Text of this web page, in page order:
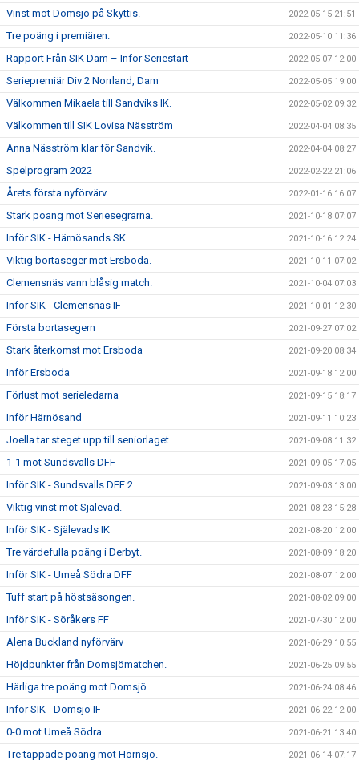
Vinst mot Domsjö på Skyttis. 2022-05-15 21:51
Tre poäng i premiären. 2022-05-10 11:36
Rapport Från SIK Dam – Inför Seriestart 2022-05-07 12:00
Seriepremiär Div 2 Norrland, Dam 2022-05-05 19:00
Välkommen Mikaela till Sandviks IK. 2022-05-02 09:32
Välkommen till SIK Lovisa Näsström 2022-04-04 08:35
Anna Näsström klar för Sandvik. 2022-04-04 08:27
Spelprogram 2022 2022-02-22 21:06
Årets första nyförvärv. 2022-01-16 16:07
Stark poäng mot Seriesegrarna. 2021-10-18 07:07
Inför SIK - Härnösands SK 2021-10-16 12:24
Viktig bortaseger mot Ersboda. 2021-10-11 07:02
Clemensnäs vann blåsig match. 2021-10-04 07:03
Inför SIK - Clemensnäs IF 2021-10-01 12:30
Första bortasegern 2021-09-27 07:02
Stark återkomst mot Ersboda 2021-09-20 08:34
Inför Ersboda 2021-09-18 12:00
Förlust mot serieledarna 2021-09-15 18:17
Inför Härnösand 2021-09-11 10:23
Joella tar steget upp till seniorlaget 2021-09-08 11:32
1-1 mot Sundsvalls DFF 2021-09-05 17:05
Inför SIK - Sundsvalls DFF 2 2021-09-03 13:00
Viktig vinst mot Själevad. 2021-08-23 15:28
Inför SIK - Själevads IK 2021-08-20 12:00
Tre värdefulla poäng i Derbyt. 2021-08-09 18:20
Inför SIK - Umeå Södra DFF 2021-08-07 12:00
Tuff start på höstsäsongen. 2021-08-02 09:00
Inför SIK - Söråkers FF 2021-07-30 12:00
Alena Buckland nyförvärv 2021-06-29 10:55
Höjdpunkter från Domsjömatchen. 2021-06-25 09:55
Härliga tre poäng mot Domsjö. 2021-06-24 08:46
Inför SIK - Domsjö IF 2021-06-22 12:00
0-0 mot Umeå Södra. 2021-06-21 13:40
Tre tappade poäng mot Hörnsjö. 2021-06-14 07:17